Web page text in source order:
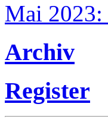
Mai 2023:
Archiv
Register